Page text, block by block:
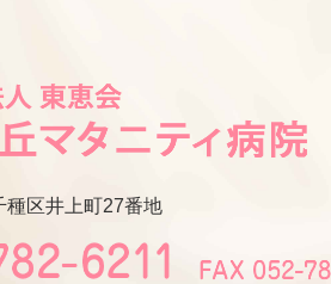
種区井上町27番地